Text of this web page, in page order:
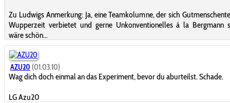
Zu Ludwigs Anmerkung: Ja, eine Teamkolumne, der sich
Wupperzeit verbietet und gerne Unkonventionelles á la Bergmann
wäre schön...
AZU20 (01.03.10)
Wag dich doch einmal an das Experiment, bevor du aburteilst. Schade.
LG Azu20